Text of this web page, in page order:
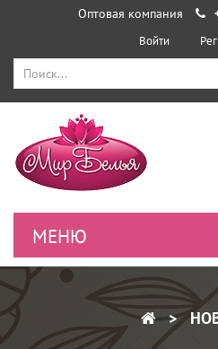
Оптовая компания
Войти